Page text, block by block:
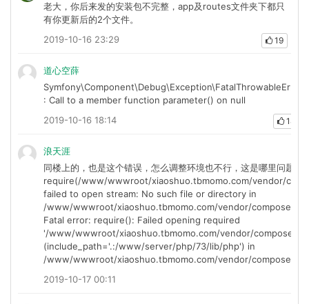
老大，你后来发的安装包不完整，app及routes文件夹下都只
有你更新后的2个文件。
2019-10-16 23:29
19
道心空薛
Symfony\Component\Debug\Exception\FatalThrowableError
: Call to a member function parameter() on null
2019-10-16 18:14
18
浪天涯
同楼上的，也是这个错误，怎么调整环境也不行，这是哪里问题啊
require(/www/wwwroot/xiaoshuo.tbmomo.com/vendor/
failed to open stream: No such file or directory in
/www/wwwroot/xiaoshuo.tbmomo.com/vendor/composer/
Fatal error: require(): Failed opening required
'/www/wwwroot/xiaoshuo.tbmomo.com/vendor/composer/
(include_path='.:/www/server/php/73/lib/php') in
/www/wwwroot/xiaoshuo.tbmomo.com/vendor/composer/
2019-10-17 00:11